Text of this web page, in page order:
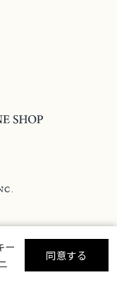
込んで検索する
ー
同意する